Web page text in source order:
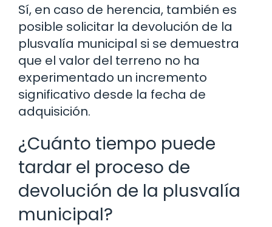
Sí, en caso de herencia, también es
posible solicitar la devolución de la
plusvalía municipal si se demuestra
que el valor del terreno no ha
experimentado un incremento
significativo desde la fecha de
adquisición.
¿Cuánto tiempo puede
tardar el proceso de
devolución de la plusvalía
municipal?